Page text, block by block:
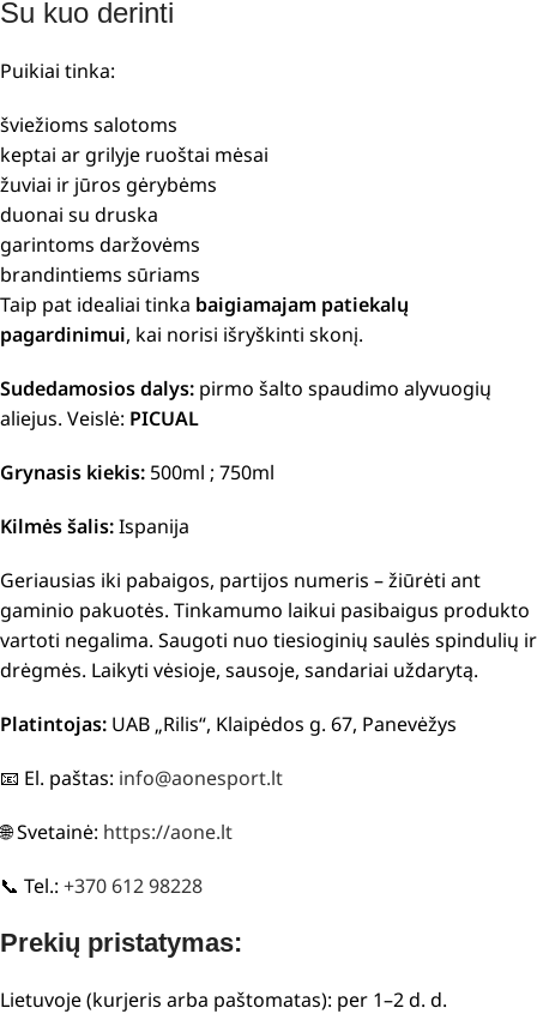
Su kuo derinti
Puikiai tinka:
šviežioms salotoms
keptai ar grilyje ruoštai mėsai
žuviai ir jūros gėrybėms
duonai su druska
garintoms daržovėms
brandintiems sūriams
Taip pat idealiai tinka baigiamajam patiekalų
pagardinimui, kai norisi išryškinti skonį.
Sudedamosios dalys: pirmo šalto spaudimo alyvuogių
aliejus. Veislė: PICUAL
Grynasis kiekis: 500ml ; 750ml
Kilmės šalis:Ispanija
Geriausias iki pabaigos, partijos numeris – žiūrėti ant
gaminio pakuotės. Tinkamumo laikui pasibaigus produkto
vartoti negalima. Saugoti nuo tiesioginių saulės spindulių ir
drėgmės. Laikyti vėsioje, sausoje, sandariai uždarytą.
Platintojas: UAB „Rilis“, Klaipėdos g. 67, Panevėžys
📧 El. paštas: info@aonesport.lt
🌐 Svetainė: https://aone.lt
📞 Tel.: +370 612 98228
Prekių pristatymas:
Lietuvoje (kurjeris arba paštomatas): per 1–2 d. d.